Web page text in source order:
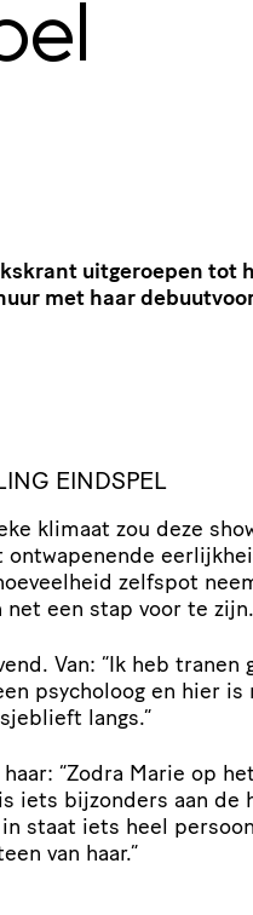
uitgeroepen tot
met haar
EINDSPEL
klimaat zou deze
zelfspot
net een stap voor te zijn.
Van: “Ik heb tranen
psycholoog en hier
langs.”
“Zodra Marie op
iets bijzonders aan de
staat iets heel
van haar.”